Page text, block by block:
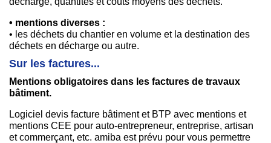
• mentions diverses :
• les déchets du chantier en volume et la destination des
déchets en décharge ou autre.
Sur les factures...
Mentions obligatoires dans les factures de travaux
bâtiment.
Logiciel devis facture bâtiment et BTP avec mentions et
mentions CEE pour auto-entrepreneur, entreprise, artisan
et commerçant, etc. amiba est prévu pour vous permettre